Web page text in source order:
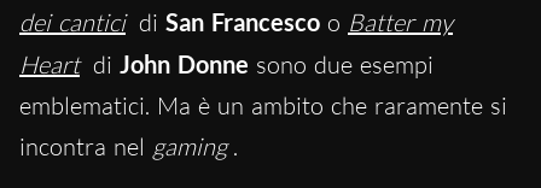
dei cantici di San Francesco o Batter my
Heart di John Donne sono due esempi
emblematici. Ma è un ambito che raramente si
incontra nel gaming .